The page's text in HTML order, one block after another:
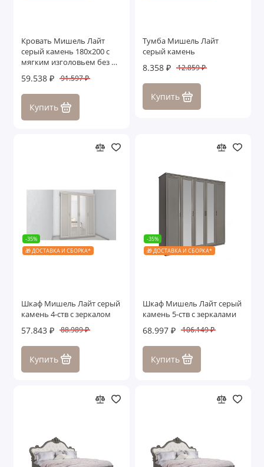
Кровать Мишель Лайт
серый камень 180х200 с
мягким изголовьем без п/
м
59.538 ₽ 91.597 ₽
Купить
Тумба Мишель Лайт
серый камень
8.358 ₽ 12.859 ₽
Купить
-35%
🎁 ДОСТАВКА И СБОРКА*
Шкаф Мишель Лайт серый
камень 4-ств с зеркалом
57.843 ₽ 88.989 ₽
Купить
-35%
🎁 ДОСТАВКА И СБОРКА*
Шкаф Мишель Лайт серый
камень 5-ств с зеркалами
68.997 ₽ 106.149 ₽
Купить